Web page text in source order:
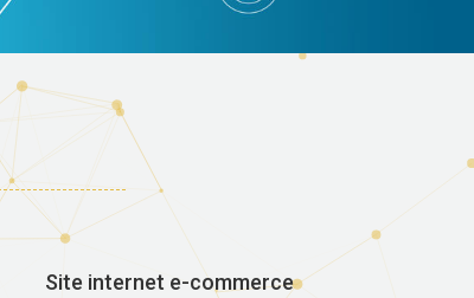
Site internet e-commerce